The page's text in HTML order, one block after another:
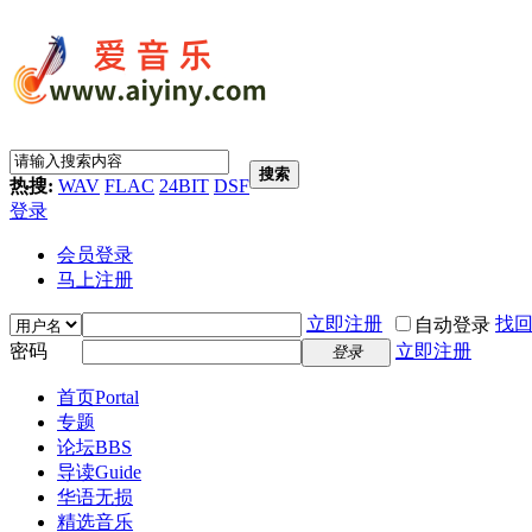
热搜: WAV FLAC 24BIT DSF
搜索
登录
会员登录
马上注册
立即注册 自动登录 找
密码
登录 立即注册
首页Portal
专题
论坛BBS
导读Guide
华语无损
精选音乐